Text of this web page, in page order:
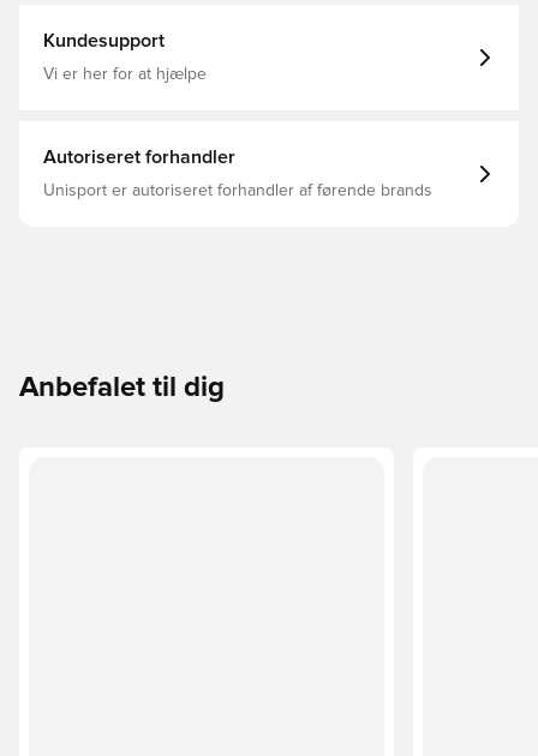
Kundesupport
Vi er her for at hjælpe
Autoriseret forhandler
Unisport er autoriseret forhandler af førende brands
Anbefalet til dig